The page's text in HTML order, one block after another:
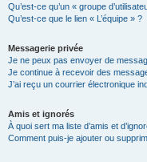
Qu’est-ce qu’un « groupe
Qu’est-ce que le lien « L’équipe » ?
Messagerie privée
Je ne peux pas envoyer de
Je continue à recevoir des
J’ai reçu un courrier électronique
Amis et ignorés
À quoi sert ma liste d’amis et
Comment puis-je ajouter ou